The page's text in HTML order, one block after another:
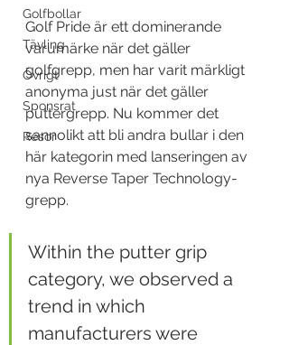
Golfbollar
Tävling
Övrigt
Sponsrat
Resor
Golf Pride är ett dominerande
varumärke när det gäller
golfgrepp, men har varit märkligt
anonyma just när det gäller
puttergrepp. Nu kommer det
sannolikt att bli andra bullar i den
här kategorin med lanseringen av
nya Reverse Taper Technology-
grepp.
Within the putter grip
category, we observed a
trend in which
manufacturers were